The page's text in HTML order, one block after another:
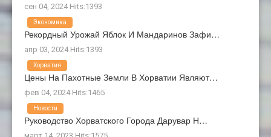
сен 04, 2024 Hits:1393
Рекордный Урожай Яблок И Мандаринов Зафи…
апр 03, 2024 Hits:1393
Экономика
Цены На Пахотные Земли В Хорватии Являют…
фев 04, 2024 Hits:1465
Хорватия
Руководство Хорватского Города Дарувар Н…
Новости